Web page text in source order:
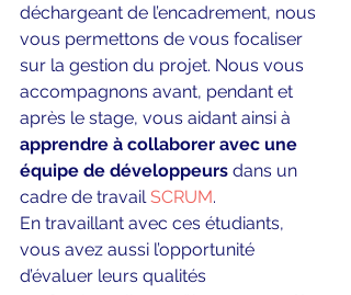
déchargeant de l’encadrement, nous
vous permettons de vous focaliser
sur la gestion du projet. Nous vous
accompagnons avant, pendant et
après le stage, vous aidant ainsi à
apprendre à collaborer avec une
équipe de développeurs dans un
cadre de travail SCRUM.
En travaillant avec ces étudiants,
vous avez aussi l’opportunité
d’évaluer leurs qualités